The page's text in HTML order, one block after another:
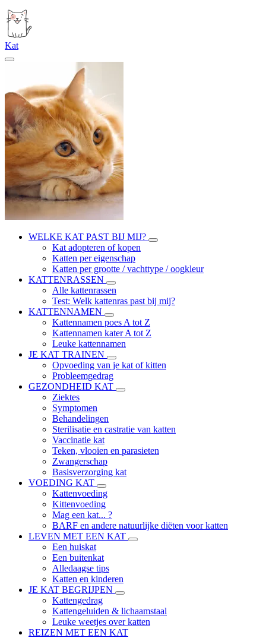
Kat
WELKE KAT PAST BIJ MIJ?
Kat adopteren of kopen
Katten per eigenschap
Katten per grootte / vachttype / oogkleur
KATTENRASSEN
Alle kattenrassen
Test: Welk kattenras past bij mij?
KATTENNAMEN
Kattennamen poes A tot Z
Kattennamen kater A tot Z
Leuke kattennamen
JE KAT TRAINEN
Opvoeding van je kat of kitten
Probleemgedrag
GEZONDHEID KAT
Ziektes
Symptomen
Behandelingen
Sterilisatie en castratie van katten
Vaccinatie kat
Teken, vlooien en parasieten
Zwangerschap
Basisverzorging kat
VOEDING KAT
Kattenvoeding
Kittenvoeding
Mag een kat... ?
BARF en andere natuurlijke diëten voor katten
LEVEN MET EEN KAT
Een huiskat
Een buitenkat
Alledaagse tips
Katten en kinderen
JE KAT BEGRIJPEN
Kattengedrag
Kattengeluiden & lichaamstaal
Leuke weetjes over katten
REIZEN MET EEN KAT